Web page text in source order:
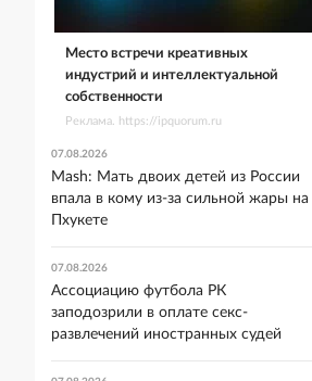
Место встречи креативных
индустрий и интеллектуальной
собственности
Реклама. https://ipquorum.ru
07.08.2026
Mash: Мать двоих детей из России
впала в кому из-за сильной жары на
Пхукете
07.08.2026
Ассоциацию футбола РК
заподозрили в оплате секс-
развлечений иностранных судей